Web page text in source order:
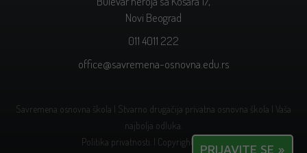
Novi Beograd
011 4011 222
office@savremena-osnovna.edu.rs
Savremena osnovna škola | Stvarno drugačija privatna osnovna škola | Vaša
najbolja odluka.
Politika privatnosti. | Copyright © 2026.
PRIJAVITE SE »